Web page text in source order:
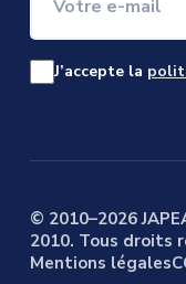
J’accepte la
© 2010–2026
2010. Tous droits
Mentions légales